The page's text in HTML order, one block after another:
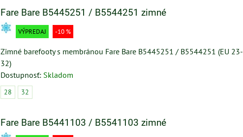
Fare Bare B5445251 / B5544251 zimné
VÝPREDAJ -10 %
Zimné barefooty s membránou Fare Bare B5445251 / B5544251 (EU 23-
32)
Dostupnosť: Skladom
28 32
Fare Bare B5441103 / B5541103 zimné